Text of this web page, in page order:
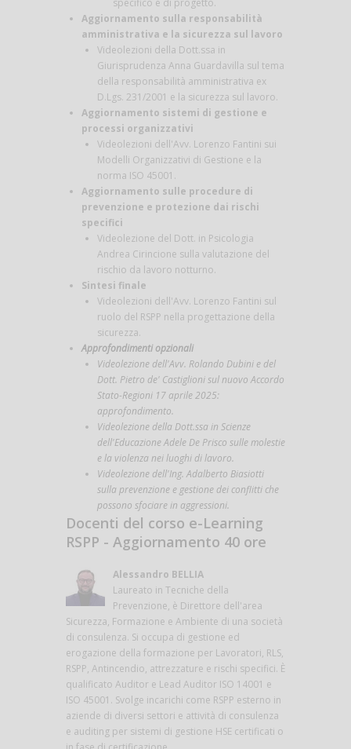
specifico e di progetto.
Aggiornamento sulla responsabilità
amministrativa e la sicurezza sul lavoro
Videolezioni della Dott.ssa in
Giurisprudenza Anna Guardavilla sul tema
della responsabilità amministrativa ex
D.Lgs. 231/2001 e la sicurezza sul lavoro.
Aggiornamento sistemi di gestione e
processi organizzativi
Videolezioni dell'Avv. Lorenzo Fantini sui
Modelli Organizzativi di Gestione e la
norma ISO 45001.
Aggiornamento sulle procedure di
prevenzione e protezione dai rischi
specifici
Videolezione del Dott. in Psicologia
Andrea Cirincione sulla valutazione del
rischio da lavoro notturno.
Sintesi finale
Videolezioni dell'Avv. Lorenzo Fantini sul
ruolo del RSPP nella progettazione della
sicurezza.
Approfondimenti opzionali
Videolezione dell'Avv. Rolando Dubini e del
Dott. Pietro de' Castiglioni sul nuovo Accordo
Stato-Regioni 17 aprile 2025:
approfondimento.
Videolezione della Dott.ssa in Scienze
dell'Educazione Adele De Prisco sulle molestie
e la violenza nei luoghi di lavoro.
Videolezione dell'Ing. Adalberto Biasiotti
sulla prevenzione e gestione dei conflitti che
possono sfociare in aggressioni.
Docenti del corso e-Learning
RSPP - Aggiornamento 40 ore
Alessandro BELLIA
Laureato in Tecniche della
Prevenzione, è Direttore dell'area
Sicurezza, Formazione e Ambiente di una società
di consulenza. Si occupa di gestione ed
erogazione della formazione per Lavoratori, RLS,
RSPP, Antincendio, attrezzature e rischi specifici. È
qualificato Auditor e Lead Auditor ISO 14001 e
ISO 45001. Svolge incarichi come RSPP esterno in
aziende di diversi settori e attività di consulenza
e auditing per sistemi di gestione HSE certificati o